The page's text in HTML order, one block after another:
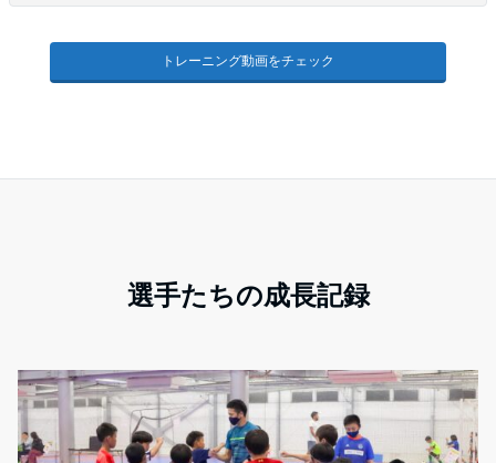
トレーニング動画をチェック
選手たちの成長記録